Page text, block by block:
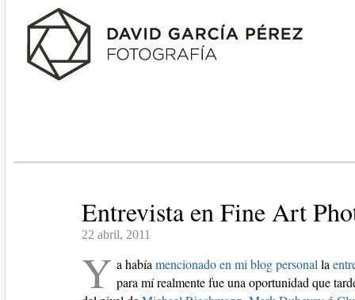
Entrevista en Fine Art
22 abril, 2011
Y a habíamencionado en mi blog personal la
para mí realmente fue una oportunidad que